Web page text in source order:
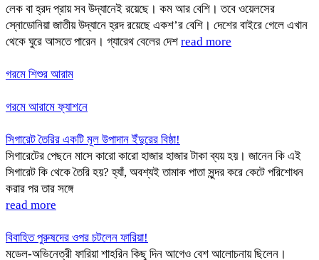
লেক বা হ্রদ প্রায় সব উদ্যানেই রয়েছে। কম আর বেশি। তবে ওয়েলসের
স্নোডোনিয়া জাতীয় উদ্যানে হ্রদ রয়েছে একশ’র বেশি। দেশের বাইরে গেলে এখান
থেকে ঘুরে আসতে পারেন। গ্যারেথ বেলের দেশ read more
গরমে শিশুর আরাম
গরমে আরামে ফ্যাশনে
সিগারেট তৈরির একটি মূল উপাদান ইঁদুরের বিষ্ঠা!
সিগারেটের পেছনে মাসে কারো কারো হাজার হাজার টাকা ব্যয় হয়। জানেন কি এই
সিগারেট কি থেকে তৈরি হয়? হ্যাঁ, অবশ্যই তামাক পাতা সুন্দর করে কেটে পরিশোধন
করার পর তার সঙ্গে
read more
বিবাহিত পুরুষদের ওপর চটলেন ফারিয়া!
মডেল-অভিনেত্রী ফারিয়া শাহরিন কিছু দিন আগেও বেশ আলোচনায় ছিলেন।